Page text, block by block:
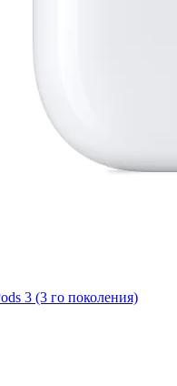
3 (3 го поколения)